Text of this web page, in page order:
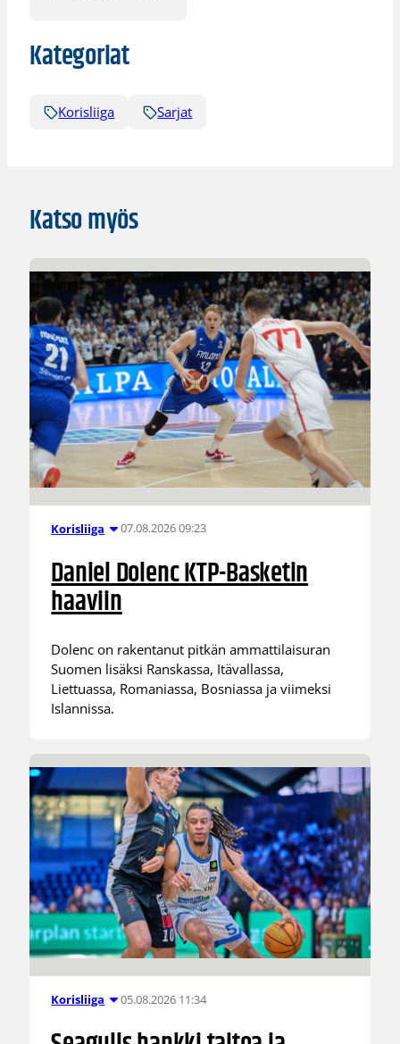
Kategoriat
Korisliiga Sarjat
Katso myös
Korisliiga 07.08.2026 09:23
Daniel Dolenc KTP-Basketin
haaviin
Dolenc on rakentanut pitkän ammattilaisuran
Suomen lisäksi Ranskassa, Itävallassa,
Liettuassa, Romaniassa, Bosniassa ja viimeksi
Islannissa.
Korisliiga 05.08.2026 11:34